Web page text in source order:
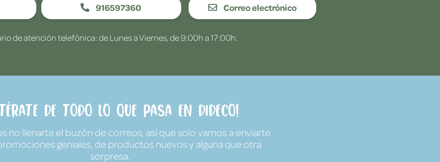
916597360 Correo electrónico
de atención telefónica: de Lunes a Viernes, de 9:00h a 17:00h.
de todo lo que pasa en Dideco!
no llenarte el buzón de correos, así que solo vamos a enviarte
geniales, de productos nuevos y alguna que otra
sorpresa.